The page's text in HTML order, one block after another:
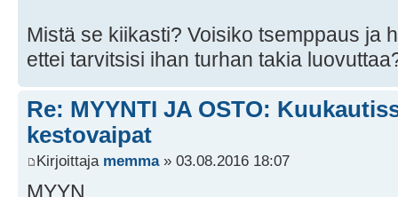
Mistä se kiikasti? Voisiko tsemppaus ja
ettei tarvitsisi ihan turhan takia
Re: MYYNTI JA OSTO:
kestovaipat
Kirjoittaja memma» 03.08.2016 18:07
MYYN